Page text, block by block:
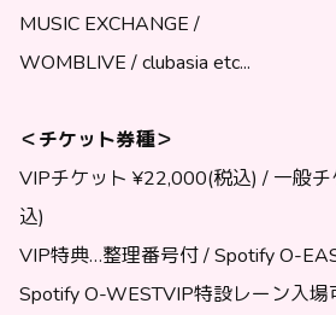
MUSIC EXCHANGE /
WOMBLIVE / clubasia etc...
＜チケット券種＞
VIPチケット ¥22,000(税込) / 一般
込)
VIP特典…整理番号付 / Spotify O-
Spotify O-WESTVIP特設レーン入場